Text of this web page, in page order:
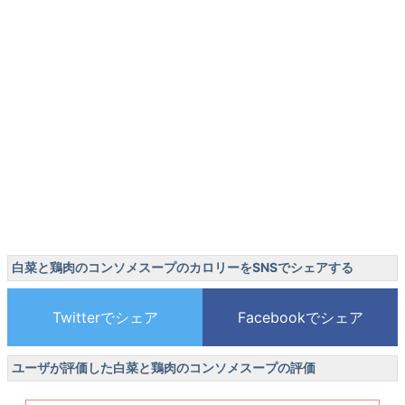
白菜と鶏肉のコンソメスープのカロリーをSNSでシェアする
ユーザが評価した白菜と鶏肉のコンソメスープの評価